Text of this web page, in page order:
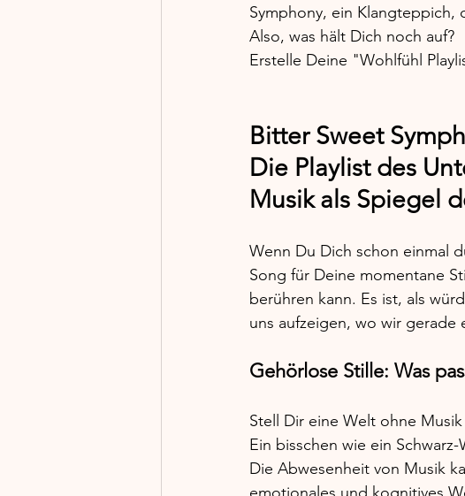
Symphony, ein
Also, was hält Dich noch auf?
Erstelle Deine "Wohlfühl
Bitter Sweet
Die Playlist des
Musik als Spiegel
Wenn Du Dich schon einmal
Song für Deine momentane
berühren kann. Es ist, als
uns aufzeigen, wo wir gerade
Gehörlose Stille: Was
Stell Dir eine Welt ohne Musik
Ein bisschen wie ein
Die Abwesenheit von Musik